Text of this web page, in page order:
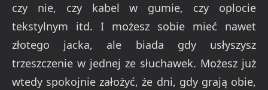
czy nie, czy kabel w gumie, czy oplocie
tekstylnym itd. I możesz sobie mieć nawet
złotego jacka, ale biada gdy usłyszysz
trzeszczenie w jednej ze słuchawek. Możesz już
wtedy spokojnie założyć, że dni, gdy grają obie,